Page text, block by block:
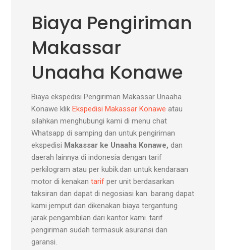
Biaya Pengiriman
Makassar
Unaaha Konawe
Biaya ekspedisi Pengiriman Makassar Unaaha
Konawe klikEkspedisi Makassar Konawe atau
silahkan menghubungi kami di menu chat
Whatsapp di samping dan untuk pengiriman
ekspedisi Makassar ke Unaaha Konawe,dan
daerah lainnya di indonesia dengan tarif
perkilogram atau per kubik.dan untuk kendaraan
motor di kenakantarif per unit berdasarkan
taksiran dan dapat di negosiasi kan. barang dapat
kami jemput dan dikenakan biaya tergantung
jarak pengambilan dari kantor kami. tarif
pengiriman sudah termasuk asuransi dan
garansi.